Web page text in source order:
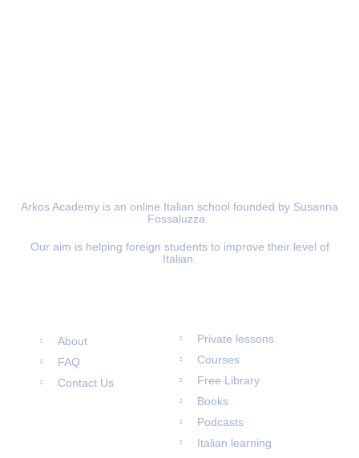
Arkos Academy is an online Italian school founded by Susanna
Fossaluzza.
Our aim is helping foreign students to improve their level of
Italian.
About
FAQ
Contact Us
Private lessons
Courses
Free Library
Books
Podcasts
Italian learning